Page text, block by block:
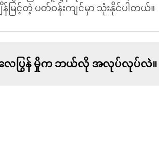
န်မြင့်တဲ့ ပတ်ဝန်းကျင်မှာ သုံးနိုင်ပါတယ်။
လေပြွန် မှိုက ဘယ်လို အလုပ်လုပ်လဲ။